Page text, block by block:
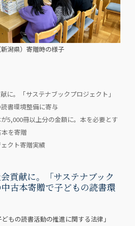
潟県）寄贈時の様子
に。「サステナブックプロジェクト」
書環境整備に寄与
5,000冊以上分の金額に。本を必要とす
を寄贈
クト寄贈実績
貢献に。「サステナブック
古本寄贈で子どもの読書環
もの読書活動の推進に関する法律」